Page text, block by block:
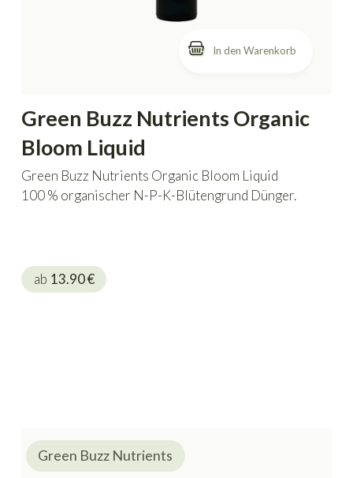
In den Warenkorb
Green Buzz Nutrients Organic
Bloom Liquid
Green Buzz Nutrients Organic Bloom Liquid
100 % organischer N-P-K-Blütengrund Dünger.
ab 13.90€
Green Buzz Nutrients